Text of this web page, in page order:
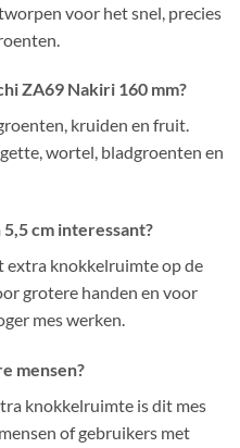
voor het snel, precies
ZA69 Nakiri 160 mm?
kruiden en fruit.
wortel, bladgroenten en
cm interessant?
extra knokkelruimte op de
grotere handen en voor
mes werken.
mensen?
knokkelruimte is dit mes
of gebruikers met